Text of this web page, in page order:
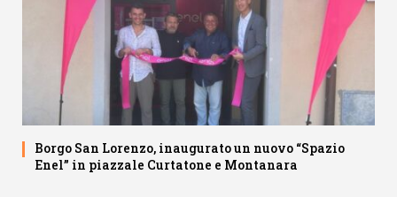
Borgo San Lorenzo, inaugurato un nuovo “Spazio
Enel” in piazzale Curtatone e Montanara